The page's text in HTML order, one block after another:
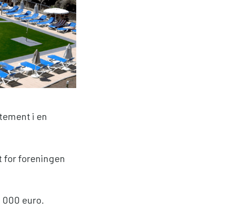
i en
for foreningen
000 euro.